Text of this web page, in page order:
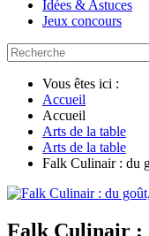
Idées & Astuces
Jeux concours
Vous êtes ici :
Accueil
Accueil
Arts de la table
Arts de la table
Falk Culinair : du
Falk Culinair :